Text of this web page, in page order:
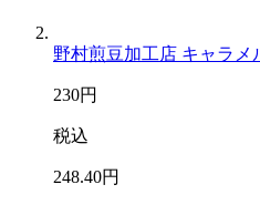
野村煎豆加工店 キャラメ
230円
税込
248.40円